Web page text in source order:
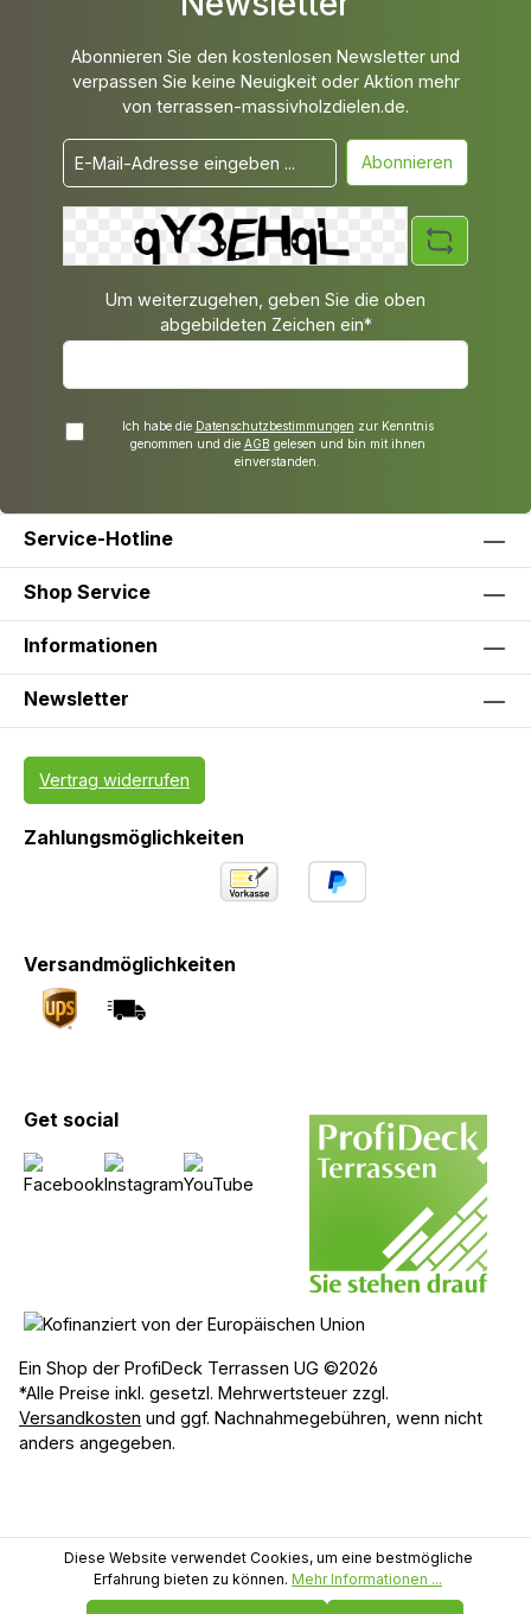
Abonnieren Sie den kostenlosen Newsletter und
verpassen Sie keine Neuigkeit oder Aktion mehr
von terrassen-massivholzdielen.de.
Abonnieren
Um weiterzugehen, geben Sie die oben
abgebildeten Zeichen ein*
Ich habe die Datenschutzbestimmungen zur Kenntnis
genommen und die AGB gelesen und bin mit ihnen
einverstanden.
Service-Hotline
Shop Service
Informationen
Newsletter
Vertrag widerrufen
Zahlungsmöglichkeiten
Versandmöglichkeiten
Get social
Ein Shop der ProfiDeck Terrassen UG ©2026
*Alle Preise inkl. gesetzl. Mehrwertsteuer zzgl.
Versandkosten und ggf. Nachnahmegebühren, wenn nicht
anders angegeben.
Diese Website verwendet Cookies, um eine bestmögliche
Erfahrung bieten zu können. Mehr Informationen ...